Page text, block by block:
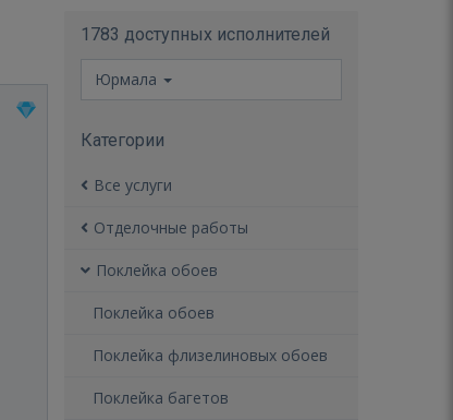
1783 доступных исполнителей
Юрмала
Категории
Все услуги
Отделочные работы
Поклейка обоев
Поклейка обоев
Поклейка флизелиновых обоев
Поклейка багетов